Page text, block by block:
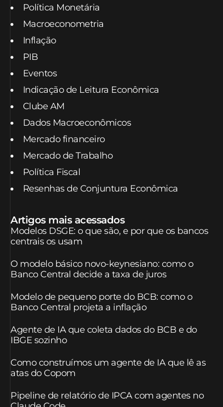
Política Monetária
Macroeconometria
Inflação
PIB
Eventos
Indicação de Leitura Econômica
Clube AM
Dados Macroeconômicos
Mercado financeiro
Mercado de Trabalho
Política Fiscal
Resenhas de Conjuntura Econômica
Artigos mais acessados
Modelos DSGE: o que são, e por que os bancos
centrais os usam
O modelo básico novo-keynesiano: como o
Banco Central decide a taxa de juros
Modelo de pequeno porte do BCB: como o
Banco Central projeta a inflação
Agente de IA que coleta dados do BCB e do
IBGE sozinho
Como construímos um agente de IA que lê as
atas do Copom
Pipeline de relatório de IPCA com agentes no